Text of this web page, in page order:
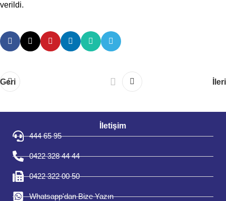
verildi.
Geri İleri
İletişim
444 65 95
0422 328 44 44
0422 322 00 50
Whatsapp'dan Bize Yazın